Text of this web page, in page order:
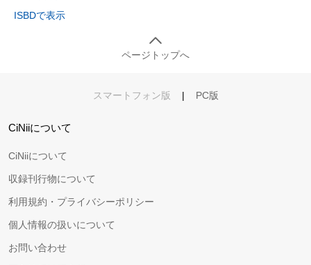
ISBDで表示
ページトップへ
スマートフォン版 | PC版
CiNiiについて
CiNiiについて
収録刊行物について
利用規約・プライバシーポリシー
個人情報の扱いについて
お問い合わせ